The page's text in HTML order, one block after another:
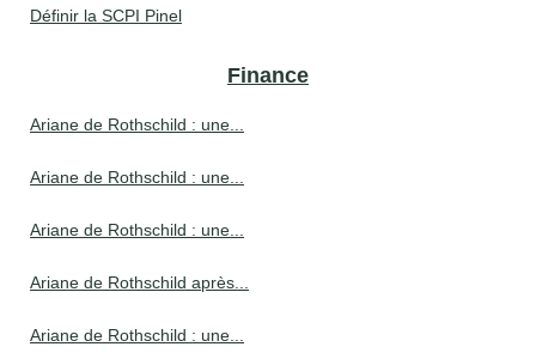
Définir la SCPI Pinel
Finance
Ariane de Rothschild : une...
Ariane de Rothschild : une...
Ariane de Rothschild : une...
Ariane de Rothschild après...
Ariane de Rothschild : une...